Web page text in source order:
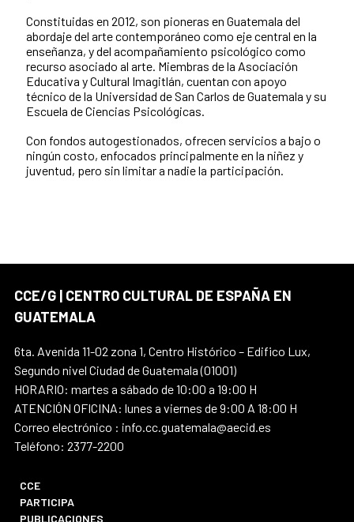
Constituidas en 2012, son pioneras en Guatemala del
abordaje del arte contemporáneo como eje central en la
enseñanza, y del acompañamiento psicológico como
recurso asociado al arte. Miembras de la Asociación
Educativa y Cultural Imagitlán, cuentan con apoyo
técnico de la Universidad de San Carlos de Guatemala y su
Escuela de Ciencias Psicológicas.
Con fondos autogestionados, ofrecen servicios a bajo o
ningún costo, enfocados principalmente en la niñez y
juventud, pero sin limitar a nadie la participación.
CCE/G | CENTRO CULTURAL DE ESPAÑA EN
GUATEMALA
6ta. Avenida 11-02 zona 1, Centro Histórico – Edifico Lux,
Segundo nivel Ciudad de Guatemala (01001)
HORARIO: martes a sábado de 10:00 a 19:00 H
ATENCIÓN OFICINA: lunes a viernes de 9:00 A 18:00 H
Correo electrónico : info.cc.guatemala@aecid.es
Teléfono: 2377-2200
CCE
PARTICIPA
PUBLICACIONES